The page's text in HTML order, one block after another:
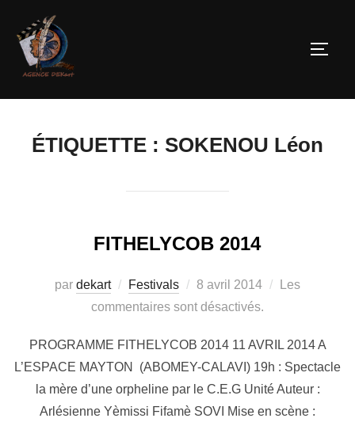
ÉTIQUETTE : SOKENOU Léon
FITHELYCOB 2014
par dekart Festivals 8 avril 2014
Les
commentaires sont désactivés.
PROGRAMME FITHELYCOB 2014 11 AVRIL 2014 A
L’ESPACE MAYTON (ABOMEY-CALAVI) 19h : Spectacle
la mère d’une orpheline par le C.E.G Unité Auteur :
Arlésienne Yèmissi Fifamè SOVI Mise en scène :